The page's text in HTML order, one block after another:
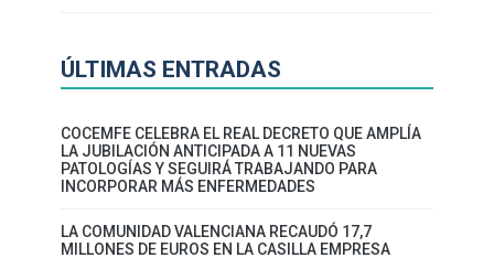
ÚLTIMAS ENTRADAS
COCEMFE CELEBRA EL REAL DECRETO QUE AMPLÍA
LA JUBILACIÓN ANTICIPADA A 11 NUEVAS
PATOLOGÍAS Y SEGUIRÁ TRABAJANDO PARA
INCORPORAR MÁS ENFERMEDADES
LA COMUNIDAD VALENCIANA RECAUDÓ 17,7
MILLONES DE EUROS EN LA CASILLA EMPRESA